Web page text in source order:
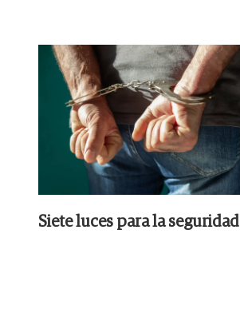
Siete luces para la seguridad